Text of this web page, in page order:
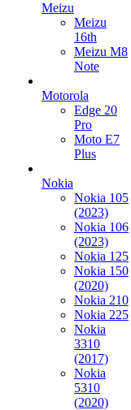
Meizu
Meizu
16th
Meizu M8
Note
Motorola
Edge 20
Pro
Moto E7
Plus
Nokia
Nokia 105
(2023)
Nokia 106
(2023)
Nokia 125
Nokia 150
(2020)
Nokia 210
Nokia 225
Nokia
3310
(2017)
Nokia
5310
(2020)